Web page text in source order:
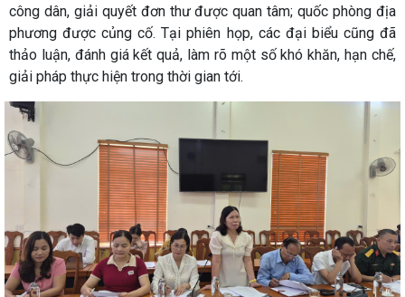
công dân, giải quyết đơn thư được quan tâm; quốc phòng địa
phương được củng cố. Tại phiên họp, các đại biểu cũng đã
thảo luận, đánh giá kết quả, làm rõ một số khó khăn, hạn chế,
giải pháp thực hiện trong thời gian tới.